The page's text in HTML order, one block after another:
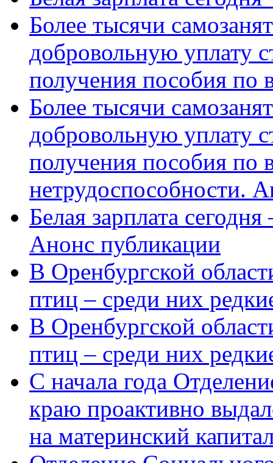
Более тысячи
добровольную уплату
получения пособия по
Более тысячи
добровольную уплату
получения пособия по
нетрудоспособности.
Белая зарплата
Анонс публикации
В Оренбургской
птиц – среди них
В Оренбургской
птиц – среди них
С начала года
краю проактивно
на материнский